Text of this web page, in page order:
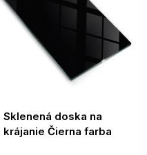
Sklenená doska na
krájanie Čierna farba